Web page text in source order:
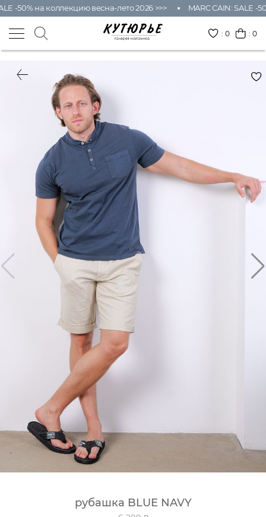
-50% на коллекцию весна-лето 2026 >>> MARC CAIN: SALE -
:0 : 0
рубашка BLUE NAVY